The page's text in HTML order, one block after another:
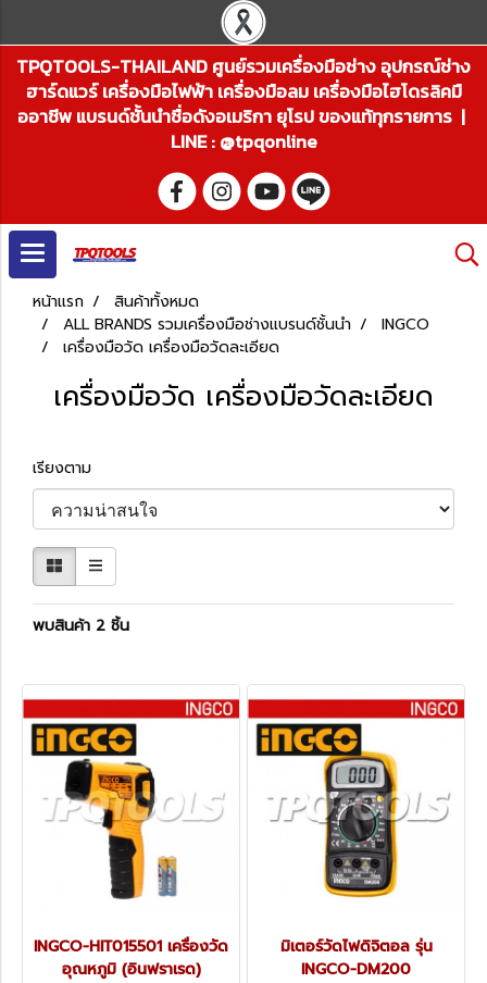
TPQTOOLS-THAILAND ศูนย์รวมเครื่องมือช่าง อุปกรณ์ช่าง
ฮาร์ดแวร์ เครื่องมือไฟฟ้า เครื่องมือลม เครื่องมือไฮโดรลิคมื
ออาชีพ แบรนด์ชั้นนำชื่อดังอเมริกา ยุโรป ของแท้ทุกรายการ |
LINE : @tpqonline
หน้าแรก
สินค้าทั้งหมด
ALL BRANDS รวมเครื่องมือช่างแบรนด์ชั้นนำ
INGCO
เครื่องมือวัด เครื่องมือวัดละเอียด
เครื่องมือวัด เครื่องมือวัดละเอียด
เรียงตาม
พบสินค้า 2 ชิ้น
INGCO-HIT015501 เครื่องวัด
อุณหภูมิ (อินฟราเรด)
มิเตอร์วัดไฟดิจิตอล รุ่น
INGCO-DM200